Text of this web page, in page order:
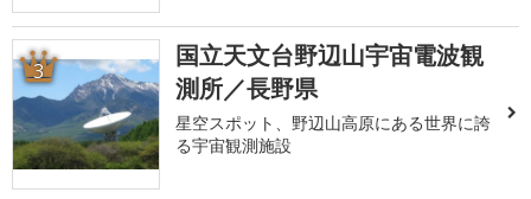
3
国立天文台野辺山宇宙電波観
測所／長野県
星空スポット、野辺山高原にある世界に誇
る宇宙観測施設